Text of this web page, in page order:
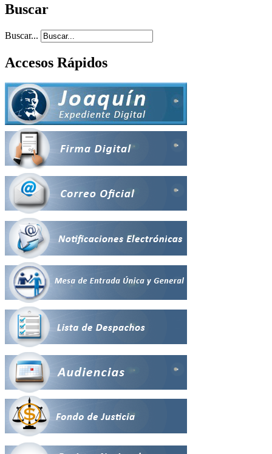
Buscar
Buscar...
Accesos Rápidos